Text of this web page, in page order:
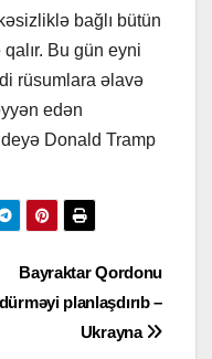
bağlı bütün
Bu gün eyni
rüsumlara əlavə
edən
Donald Tramp
Bayraktar Qordonu
planlaşdırıb –
Ukrayna